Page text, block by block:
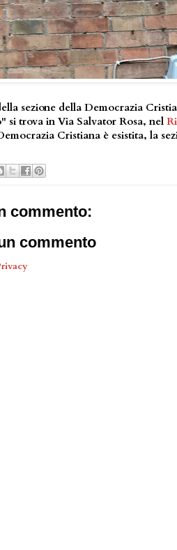
sezione della Democrazia
si trova in Via Salvator Rosa, nel
Cristiana è esistita, la
commento:
commento